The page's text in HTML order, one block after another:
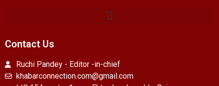
Contact Us
Ruchi Pandey - Editor -in-chief
khabarconnection.com@gmail.com